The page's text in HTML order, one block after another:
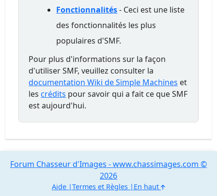
Fonctionnalités- Ceci est une liste
des fonctionnalités les plus
populaires d'SMF.
Pour plus d'informations sur la façon
d'utiliser SMF, veuillez consulter la
documentation Wiki de Simple Machines et
lescrédits pour savoir qui a fait ce que SMF
est aujourd'hui.
Forum Chasseur d'Images - www.chassimages.com ©
2026
Aide Termes et Règles En haut